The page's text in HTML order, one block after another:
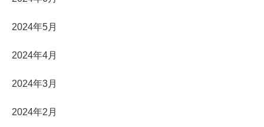
2024年5月
2024年4月
2024年3月
2024年2月